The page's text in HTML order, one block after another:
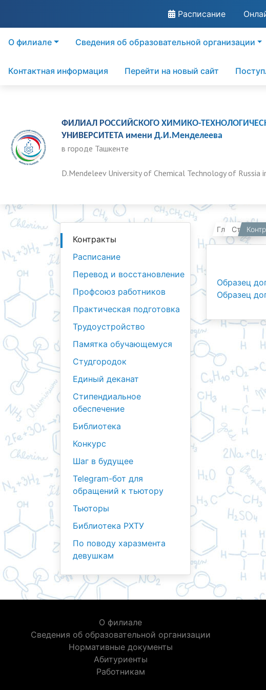
Расписание
О филиале Сведения об образовательной организации
Контактная информация Перейти на новый сайт
ФИЛИАЛ РОССИЙСКОГО ХИМИКО-
УНИВЕРСИТЕТА имени Д.И.Менделеева
в городе Ташкенте
D.Mendeleev University of Chemical Technology of Russia
Контракты
Расписание
Перевод и восстановление
Профсоюз работников
Практическая подготовка
Трудоустройство
Памятка обучающемуся
Студгородок
Единый деканат
Стипендиальное
обеспечение
Библиотека
Конкурс
Шаг в будущее
Telegram-бот для
обращений к тьютору
Тьюторы
Библиотека РХТУ
По поводу харазмента
девушкам
Главная Студентам
Образец
Образец
О филиале
Сведения об образовательной организации
Нормативные документы
Абитуриенты
Работникам